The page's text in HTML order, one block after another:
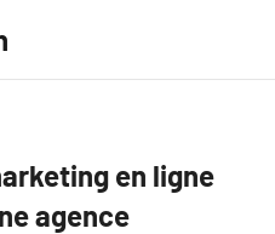
en ligne
agence